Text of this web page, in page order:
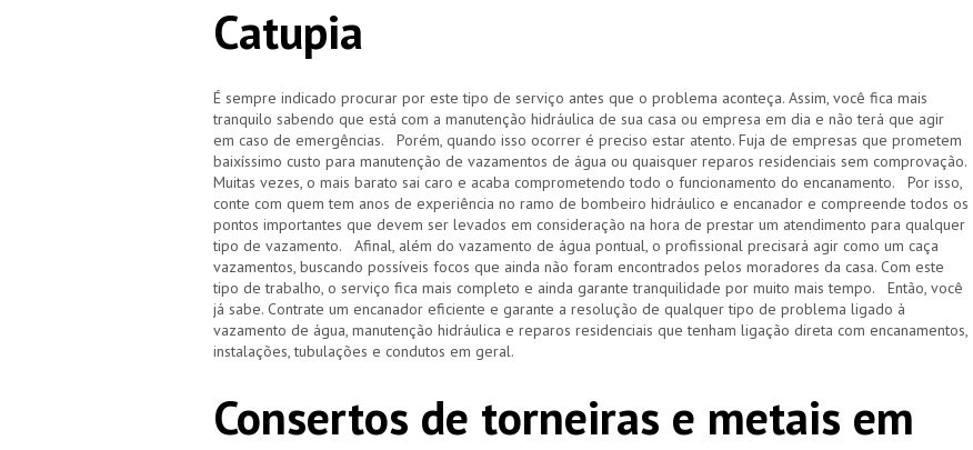
Catupia
É sempre indicado procurar por este tipo de serviço antes que o problema aconteça. Assim, você fica mais
tranquilo sabendo que está com a manutenção hidráulica de sua casa ou empresa em dia e não terá que agir
em caso de emergências. Porém, quando isso ocorrer é preciso estar atento. Fuja de empresas que prometem
baixíssimo custo para manutenção de vazamentos de água ou quaisquer reparos residenciais sem comprovação.
Muitas vezes, o mais barato sai caro e acaba comprometendo todo o funcionamento do encanamento. Por isso,
conte com quem tem anos de experiência no ramo de bombeiro hidráulico e encanador e compreende todos os
pontos importantes que devem ser levados em consideração na hora de prestar um atendimento para qualquer
tipo de vazamento. Afinal, além do vazamento de água pontual, o profissional precisará agir como um caça
vazamentos, buscando possíveis focos que ainda não foram encontrados pelos moradores da casa. Com este
tipo de trabalho, o serviço fica mais completo e ainda garante tranquilidade por muito mais tempo. Então, você
já sabe. Contrate um encanador eficiente e garante a resolução de qualquer tipo de problema ligado à
vazamento de água, manutenção hidráulica e reparos residenciais que tenham ligação direta com encanamentos,
instalações, tubulações e condutos em geral.
Consertos de torneiras e metais em